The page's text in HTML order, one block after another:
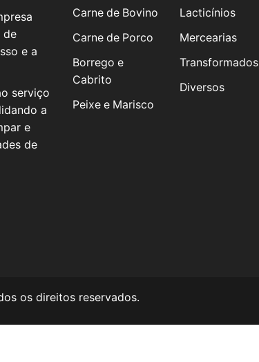
de
e a
serviço
a
e
de
Carne de Bovino
Carne de Porco
Borrego e
Cabrito
Peixe e Marisco
Lacticínios
Mercearias
Transformados
Diversos
os direitos reservados.